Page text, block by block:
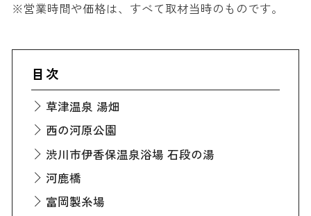
※営業時間や価格は、すべて取材当時のものです。
目次
草津温泉 湯畑
西の河原公園
渋川市伊香保温泉浴場 石段の湯
河鹿橋
富岡製糸場